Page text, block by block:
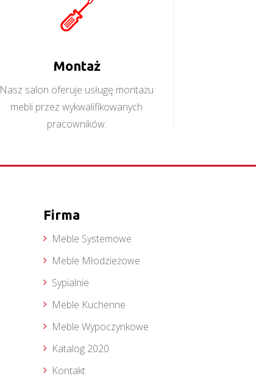
Montaż
Nasz salon oferuje usługę montażu
mebli przez wykwalifikowanych
pracowników.
Firma
Meble Systemowe
Meble Młodzieżowe
Sypialnie
Meble Kuchenne
Meble Wypoczynkowe
Katalog 2020
Kontakt